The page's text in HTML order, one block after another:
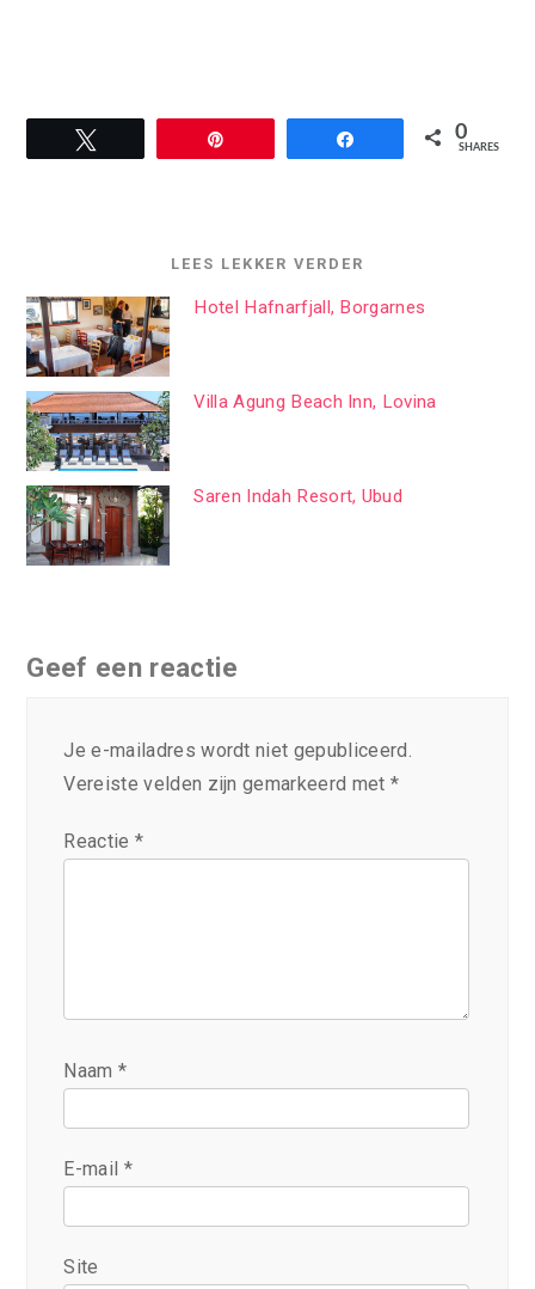
0
SHARES
LEES LEKKER VERDER
Hotel Hafnarfjall, Borgarnes
Villa Agung Beach Inn, Lovina
Saren Indah Resort, Ubud
Geef een reactie
Je e-mailadres wordt niet gepubliceerd.
Vereiste velden zijn gemarkeerd met *
Reactie *
Naam*
E-mail *
Site